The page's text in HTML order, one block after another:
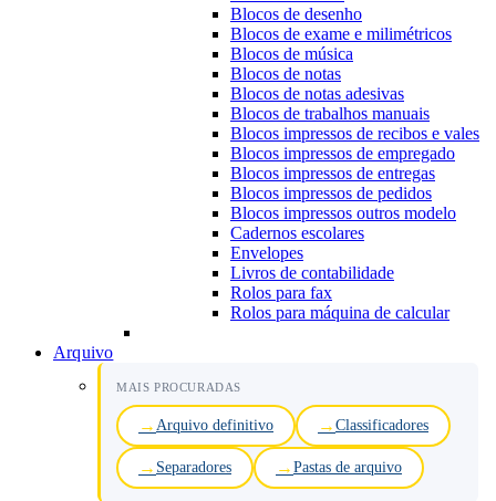
Blocos de desenho
Blocos de exame e milimétricos
Blocos de música
Blocos de notas
Blocos de notas adesivas
Blocos de trabalhos manuais
Blocos impressos de recibos e vales
Blocos impressos de empregado
Blocos impressos de entregas
Blocos impressos de pedidos
Blocos impressos outros modelo
Cadernos escolares
Envelopes
Livros de contabilidade
Rolos para fax
Rolos para máquina de calcular
Arquivo
MAIS PROCURADAS
Arquivo definitivo Classificadores
Separadores Pastas de arquivo